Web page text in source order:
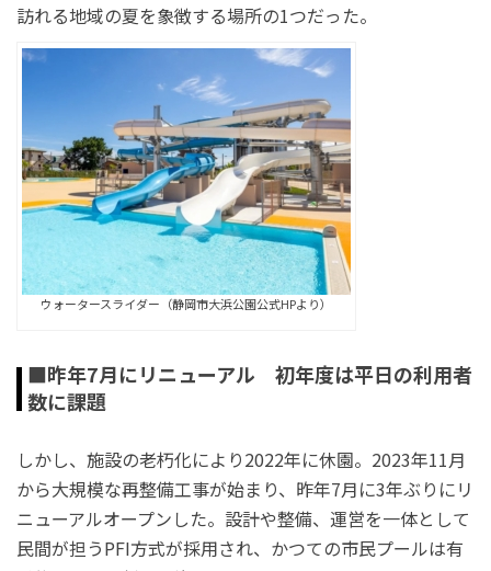
訪れる地域の夏を象徴する場所の1つだった。
ウォータースライダー（静岡市大浜公園公式HPより）
■昨年7月にリニューアル 初年度は平日の利用者
数に課題
しかし、施設の老朽化により2022年に休園。2023年11月
から大規模な再整備工事が始まり、昨年7月に3年ぶりにリ
ニューアルオープンした。設計や整備、運営を一体として
民間が担うPFI方式が採用され、かつての市民プールは有